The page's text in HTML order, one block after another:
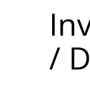
/